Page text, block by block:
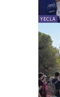
YECLA